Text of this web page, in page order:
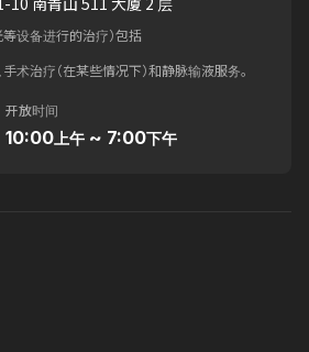
设备进行的治疗）包括
术治疗（在某些情况下）和静脉输液服务。
开放时间
10:00 上午 ~ 7:00下午